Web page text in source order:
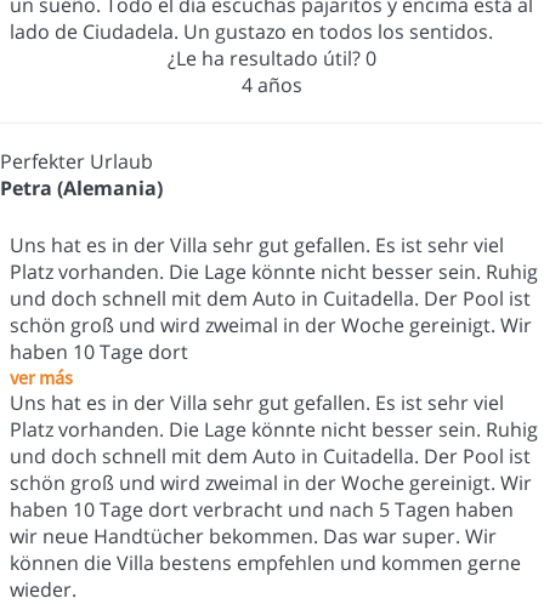
lado de Ciudadela. Un gustazo en todos los sentidos.
¿Le ha resultado útil?0
4 años
Perfekter Urlaub
Petra (Alemania)
Uns hat es in der Villa sehr gut gefallen. Es ist sehr viel
Platz vorhanden. Die Lage könnte nicht besser sein. Ruhig
und doch schnell mit dem Auto in Cuitadella. Der Pool ist
schön groß und wird zweimal in der Woche gereinigt. Wir
haben 10 Tage dort
ver más
Uns hat es in der Villa sehr gut gefallen. Es ist sehr viel
Platz vorhanden. Die Lage könnte nicht besser sein. Ruhig
und doch schnell mit dem Auto in Cuitadella. Der Pool ist
schön groß und wird zweimal in der Woche gereinigt. Wir
haben 10 Tage dort verbracht und nach 5 Tagen haben
wir neue Handtücher bekommen. Das war super. Wir
können die Villa bestens empfehlen und kommen gerne
wieder.